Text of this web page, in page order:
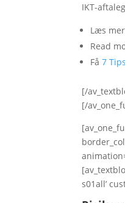
IKT-
Læs
Read
Få7
[/
[/
s01all’